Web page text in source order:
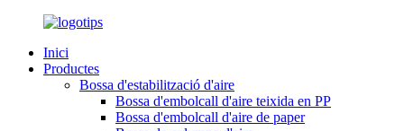
Inici
Productes
Bossa d'estabilització d'aire
Bossa d'embolcall d'aire teixida en PP
Bossa d'embolcall d'aire de paper